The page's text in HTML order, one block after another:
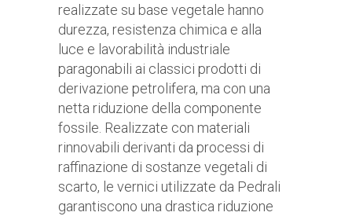
realizzate su base vegetale hanno
durezza, resistenza chimica e alla
luce e lavorabilità industriale
paragonabili ai classici prodotti di
derivazione petrolifera, ma con una
netta riduzione della componente
fossile. Realizzate con materiali
rinnovabili derivanti da processi di
raffinazione di sostanze vegetali di
scarto, le vernici utilizzate da Pedrali
garantiscono una drastica riduzione